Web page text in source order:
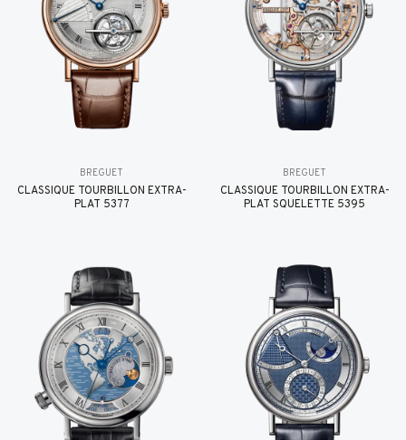
BREGUET
CLASSIQUE TOURBILLON EXTRA-
PLAT 5377
BREGUET
CLASSIQUE TOURBILLON EXTRA-
PLAT SQUELETTE 5395